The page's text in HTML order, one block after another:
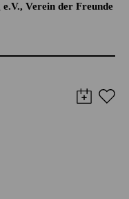
Verein der Freunde